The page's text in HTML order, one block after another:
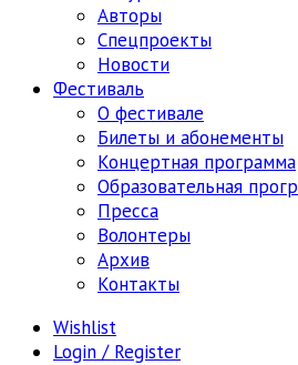
Авторы
Спецпроекты
Новости
Фестиваль
О фестивале
Билеты и абонементы
Концертная программа
Образовательная
Пресса
Волонтеры
Архив
Контакты
Wishlist
Login / Register